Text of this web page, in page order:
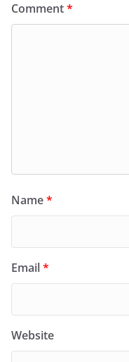
Comment*
Name*
Email*
Website